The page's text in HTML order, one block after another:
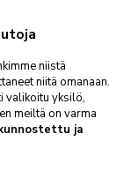
niistä
niitä omanaan.
valikoitu yksilö,
meiltä on varma
ja